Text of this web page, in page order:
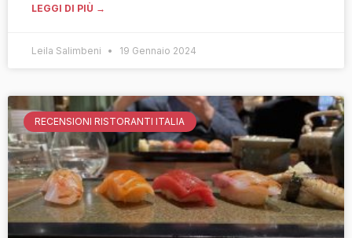
LEGGI DI PIÙ →
Leila Salimbeni 19 Gennaio 2024
RECENSIONI RISTORANTI ITALIA